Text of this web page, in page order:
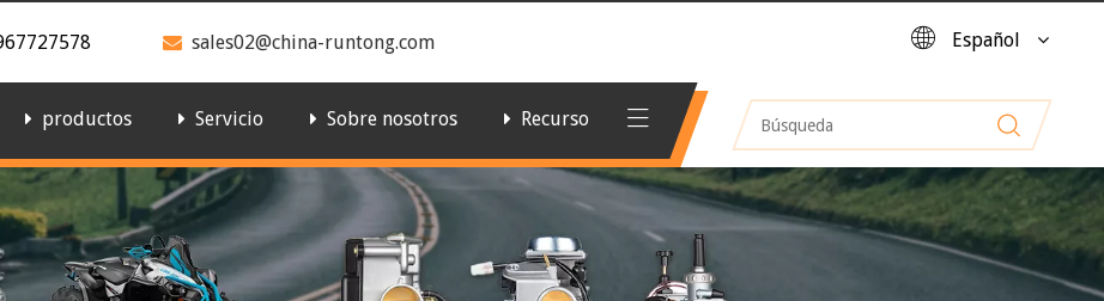
 sales02@china-runtong.com Español
productos Servicio Sobre nosotros Recurso